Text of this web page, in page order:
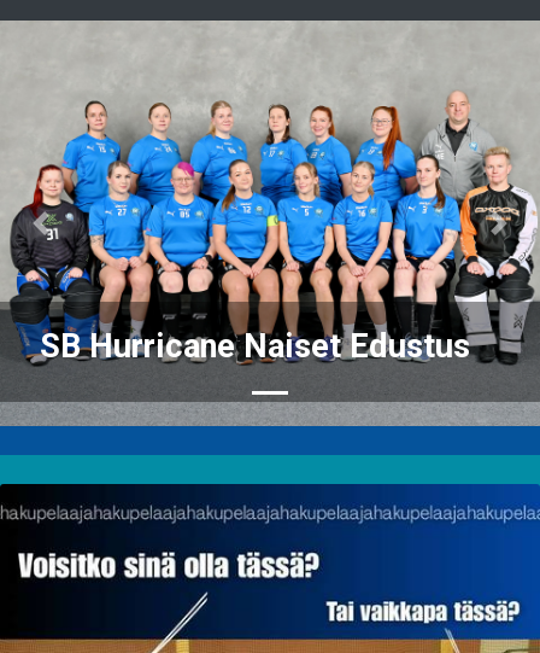
SB Hurricane Naiset Edustus
Previous